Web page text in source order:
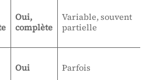
Oui,
complète
Variable, souvent
partielle
Oui Parfois